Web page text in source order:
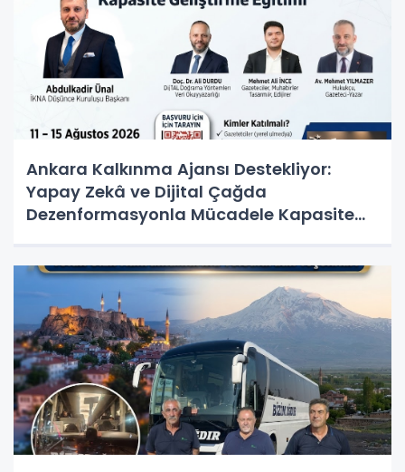
Ankara Kalkınma Ajansı Destekliyor:
Yapay Zekâ ve Dijital Çağda
Dezenformasyonla Mücadele Kapasite